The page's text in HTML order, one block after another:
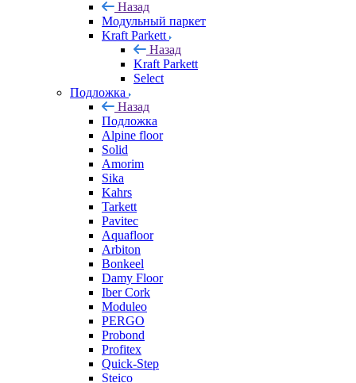
Назад
Модульный паркет
Kraft Parkett
Назад
Kraft Parkett
Select
Подложка
Назад
Подложка
Alpine floor
Solid
Amorim
Sika
Kahrs
Tarkett
Pavitec
Aquafloor
Arbiton
Bonkeel
Damy Floor
Iber Cork
Moduleo
PERGO
Probond
Profitex
Quick-Step
Steico